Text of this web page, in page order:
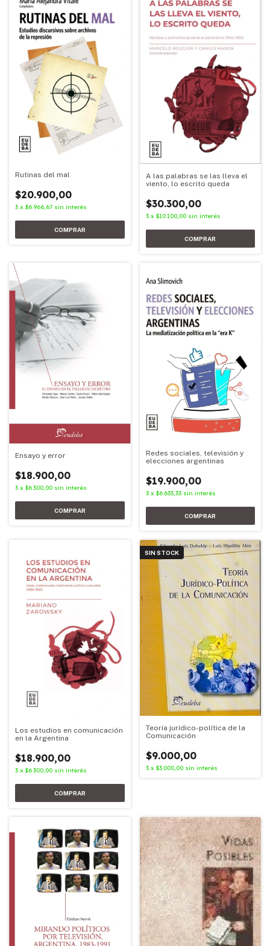
Rutinas del mal
$20.900,00
3 x $6.966,67 sin interés
A las palabras se las lleva el
viento, lo escrito queda
$30.300,00
3 x $10.100,00 sin interés
Ensayo y error
$18.900,00
3 x $6.300,00 sin interés
Redes sociales, televisión y
elecciones argentinas
$19.900,00
3 x $6.633,33 sin interés
Los estudios en comunicación
en la Argentina
$18.900,00
3 x $6.300,00 sin interés
SIN STOCK
Teoría jurídico-política de la
Comunicación
$9.000,00
3 x $3.000,00 sin interés